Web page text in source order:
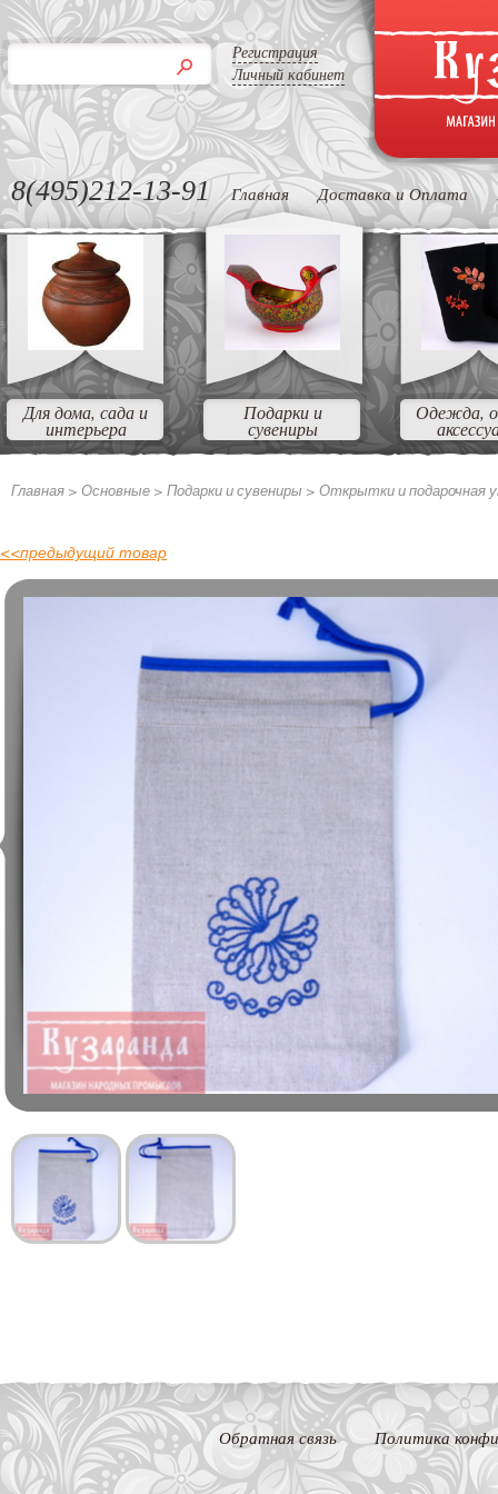
Регистрация
Личный кабинет
8(495)212-13-91 Главная Доставка и Оплата
Для дома, сада и
интерьера
Подарки и
сувениры
Одежда,
Главная > Основные > Подарки и сувениры > Открытки и подарочная
<<предыдущий товар
Обратная связь Политика